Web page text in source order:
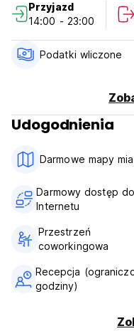
Przyjazd
14:00 - 23:00
Podatki wliczone
Udogodnienia
Darmowe mapy
Darmowy dostęp do
Internetu
Przestrzeń
coworkingowa
Recepcja
godziny)